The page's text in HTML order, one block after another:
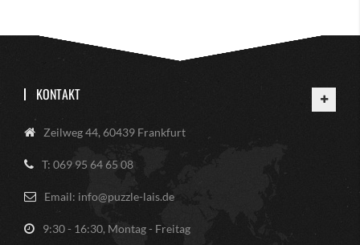
KONTAKT
Zeilweg 44, 60439 Frankfurt
T: 069 95 64 65 08
Email: info@puzzle-lais.de
9:30 - 16:30, Montag - Freitag